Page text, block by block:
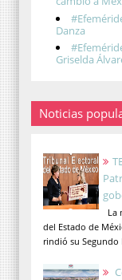
Danza
Griselda
Noticias
La
del Estado de
rindió su Segundo